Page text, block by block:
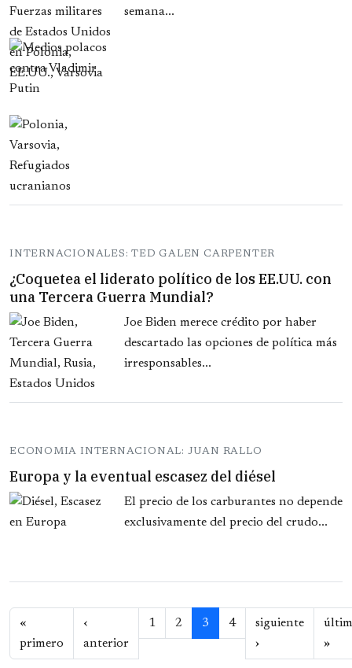
semana...
INTERNACIONALES: TED GALEN CARPENTER
¿Coquetea el liderato político de los EE.UU. con
una Tercera Guerra Mundial?
Joe Biden merece crédito por haber
descartado las opciones de política más
irresponsables...
ECONOMIA INTERNACIONAL: JUAN RALLO
Europa y la eventual escasez del diésel
El precio de los carburantes no depende
exclusivamente del precio del crudo...
Paginación
«
primero Primera página
‹
anterior Página anterior
1 2 3 4
siguiente
›Siguiente página
»